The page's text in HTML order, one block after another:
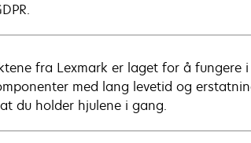
fra Lexmark er laget for å fungere
med lang levetid og
du holder hjulene i gang.